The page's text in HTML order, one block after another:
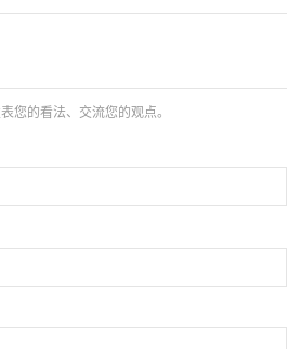
您的看法、交流您的观点。